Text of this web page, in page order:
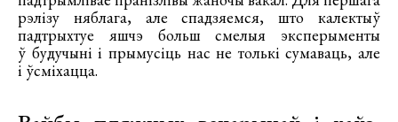
рэлізу няблага, але спадзяемся, што калектыў
падтрыхтуе яшчэ больш смелыя эксперыменты
ў будучыні і прымусіць нас не толькі сумаваць, але
і ўсміхацца.